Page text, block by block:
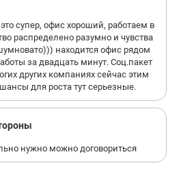
супер, офис хороший, работаем в
распределено разумно и чувства
находится офис рядом
за двадцать минут. Соц.пакет
других компаниях сейчас этим
для роста тут серьезные.
нужно можно договориться